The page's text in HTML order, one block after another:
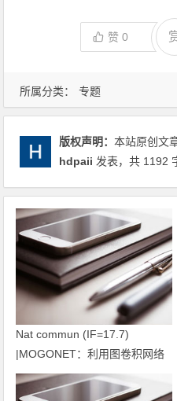
所属分类： 专题
赞0
版权声明：本站原创文
hdpaii 发表，共 1192
Nat commun (IF=17.7)
|MOGONET：利用图卷积网络
集成多组学数据，实现患者分类
和生物标志物识别